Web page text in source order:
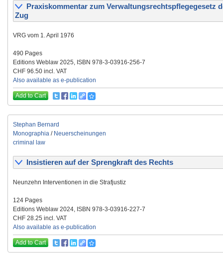
Praxiskommentar zum Verwaltungsrechtspflegegesetz
Zug
VRG vom 1. April 1976
490 Pages
Editions Weblaw 2025, ISBN 978-3-03916-256-7
CHF 96.50 incl. VAT
Also available as e-publication
Add to Cart
Stephan Bernard
Monographia / Neuerscheinungen
criminal law
Insistieren auf der Sprengkraft des Rechts
Neunzehn Interventionen in die Strafjustiz
124 Pages
Editions Weblaw 2024, ISBN 978-3-03916-227-7
CHF 28.25 incl. VAT
Also available as e-publication
Add to Cart